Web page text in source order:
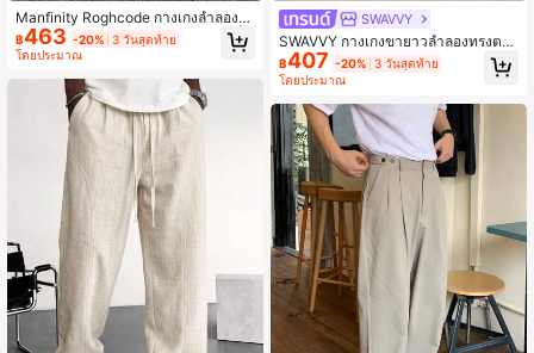
Manfinity Roghcode กางเกงลำลองข
ากว้างทรงหลวมดีไซน์จับจีบสองหัวเข็ม
ขัด สไตล์สตรีทสำหรับผู้ชาย, ไอเท็มอเน
ที่ยวสตรีท, ลำลองประจำวัน, ออกนอกบ้
านช่วงสุดสัปดาห์, เทศกาลดนตรี, งานสั
งสรรค์ และโอกาสทางสังคมอื่นๆ ของค
นหนุ่มสาว กางเกงตัวนี้เป็นไอเท็มอเนก
ประสงค์ที่ขาดไม่ได้ในตู้เสื้อผ้าของผู้ชา
ย และเป็นของขวัญที่ดีเยี่ยมสำหรับแฟน
หรือสามี ขากว้าง
฿463 -20% 3 วันสุดท้าย
โดยประมาณ
SWAVVY
SWAVVY กางเกงขายาวลำลองทรงตรง
เอวยางยืดเรียบง่ายสำหรับผู้ชาย, กางเก
งสแล็คทรงหลวมสำหรับพักผ่อนยาวๆ,
฿407 -20% 3 วันสุดท้าย
โดยประมาณ